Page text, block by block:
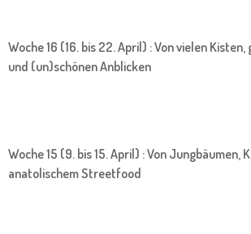
Woche 16 (16. bis 22. April) : Von vielen
und (un)schönen Anblicken
Woche 15 (9. bis 15. April) : Von Jungbäumen,
anatolischem Streetfood